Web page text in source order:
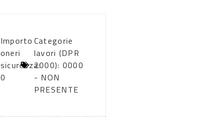
Importo
oneri
sicurezza:
0
Categorie
lavori (DPR
2000): 0000
- NON
PRESENTE